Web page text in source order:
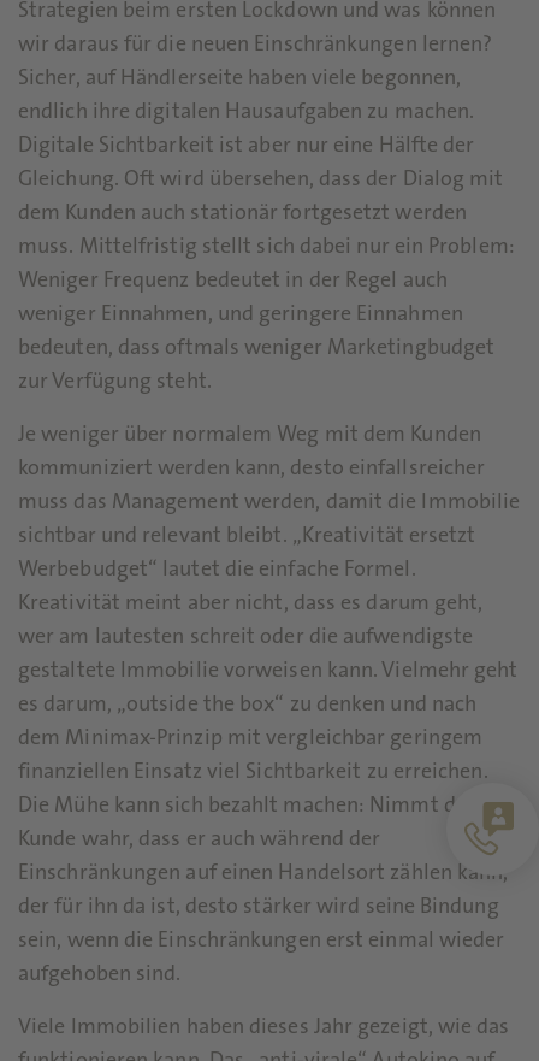
Strategien beim ersten Lockdown und was können
wir daraus für die neuen Einschränkungen lernen?
Sicher, auf Händlerseite haben viele begonnen,
endlich ihre digitalen Hausaufgaben zu machen.
Digitale Sichtbarkeit ist aber nur eine Hälfte der
Gleichung. Oft wird übersehen, dass der Dialog mit
dem Kunden auch stationär fortgesetzt werden
muss. Mittelfristig stellt sich dabei nur ein Problem:
Weniger Frequenz bedeutet in der Regel auch
weniger Einnahmen, und geringere Einnahmen
bedeuten, dass oftmals weniger Marketingbudget
zur Verfügung steht.
Je weniger über normalem Weg mit dem Kunden
kommuniziert werden kann, desto einfallsreicher
muss das Management werden, damit die Immobilie
sichtbar und relevant bleibt. „Kreativität ersetzt
Werbebudget“ lautet die einfache Formel.
Kreativität meint aber nicht, dass es darum geht,
wer am lautesten schreit oder die aufwendigste
gestaltete Immobilie vorweisen kann. Vielmehr geht
es darum, „outside the box“ zu denken und nach
dem Minimax-Prinzip mit vergleichbar geringem
finanziellen Einsatz viel Sichtbarkeit zu erreichen.
Die Mühe kann sich bezahlt machen: Nimmt der
Kunde wahr, dass er auch während der
Einschränkungen auf einen Handelsort zählen kann,
der für ihn da ist, desto stärker wird seine Bindung
sein, wenn die Einschränkungen erst einmal wieder
aufgehoben sind.
Viele Immobilien haben dieses Jahr gezeigt, wie das